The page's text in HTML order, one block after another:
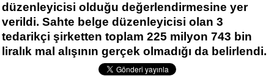
düzenleyicisi olduğu değerlendirmesine yer
verildi. Sahte belge düzenleyicisi olan 3
tedarikçi şirketten toplam 225 milyon 743 bin
liralık mal alışının gerçek olmadığı da belirlendi.